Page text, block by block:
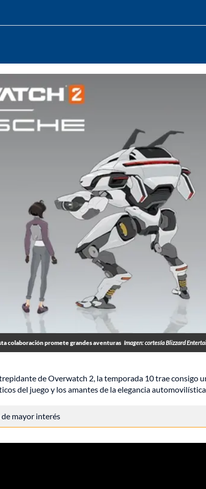
colaboración promete grandes aventuras Imagen: cortesía Blizzard
de Overwatch 2, la temporada 10 trae consigo
del juego y los amantes de la elegancia
mayor interés